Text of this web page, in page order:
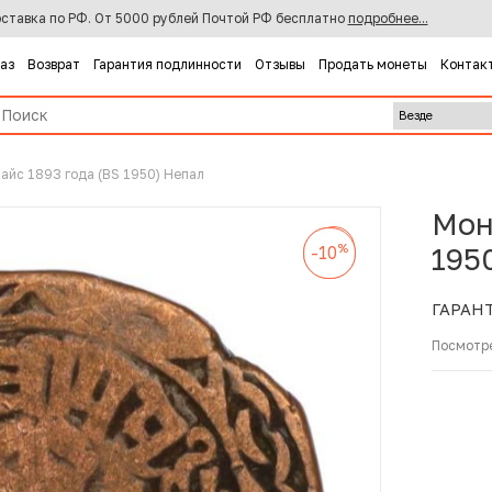
по РФ. От 5000 рублей Почтой РФ бесплатно подробнее...
Возврат Гарантия подлинности Отзывы Продать монеты
1893 года (BS 1950) Непал
-10%
-10%
-10%